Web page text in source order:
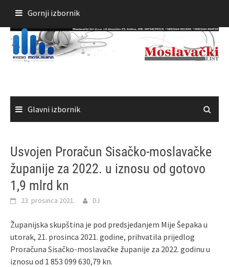
sadržaja
Gornji izbornik
Glavni izbornik
Usvojen Proračun Sisačko-moslavačke
županije za 2022. u iznosu od gotovo
1,9 mlrd kn
23. prosinca 2021. DJ
Županijska skupština je pod predsjedanjem Mije Šepaka u
utorak, 21. prosinca 2021. godine, prihvatila prijedlog
Proračuna Sisačko-moslavačke županije za 2022. godinu u
iznosu od 1 853 099 630,79 kn.